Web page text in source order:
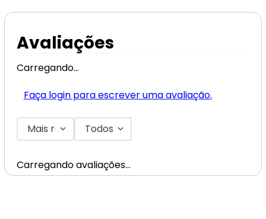
Avaliações
Carregando…
Faça login para escrever uma avaliação.
Mais recentesTodos
Carregando avaliações…